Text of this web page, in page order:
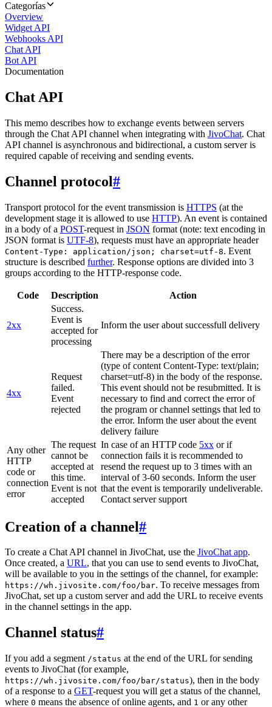
Categorías
Overview
Widget API
Webhooks API
Chat API
Bot API
Documentation
Chat API
This memo describes how to exchange events between servers
through the Chat API channel when integrating with JivoChat. Chat
API channel is asynchronous and bidirectional, a custom server is
required capable of receiving and sending events.
Channel protocol#
Transport protocol for the event transmission is HTTPS (at the
development stage it is allowed to use HTTP). An event is contained
in a body of a POST-request in JSON format (note: text encoding in
JSON format is UTF-8), requests must have an appropriate header
Content-Type: application/json; charset=utf-8. Event
structure is described further. Response options are divided into 3
groups according to the HTTP-response code.
Code Description Action
2xx
Success.
Event is
accepted for
processing
Inform the user about successfull delivery
4xx
Request
failed.
Event
rejected
There may be a description of the error
(type of content Content-Type: text/plain;
charset=utf-8) in the body of the response.
This event should not be resubmitted. It is
necessary to find and correct the error of
the program or channel settings that led to
the error. Inform the user about the event
delivery failure
Any other
HTTP
code or
connection
error
The request
cannot be
accepted at
this time.
Event is not
accepted
In case of an HTTP code 5xx or if
connection fails it is recommended to
resend the request up to 3 times with an
interval of 3-60 seconds. Inform the user
that the event is temporarily undeliverable.
Contact server support
Creation of a channel#
To create a Chat API channel in JivoChat, use the JivoChat app.
Once created, a URL, that you can use to send events to JivoChat,
will be available to you in the settings of the channel, for example:
https://wh.jivosite.com/foo/bar. To receive messages from
JivoChat, set up a custom server and add the URL to receive events
in the channel settings in the app.
Channel status#
If you add a segment /status at the end of the URL for sending
events to JivoChat (for example,
https://wh.jivosite.com/foo/bar/status), then in the body
of a response to a GET-request you will get a status of the channel,
where 0 means the absence of online agents, and 1 or any other